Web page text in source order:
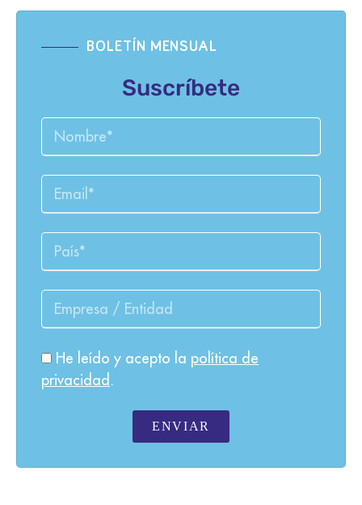
BOLETÍN MENSUAL
Suscríbete
He leído y acepto la política de
privacidad .
ENVIAR